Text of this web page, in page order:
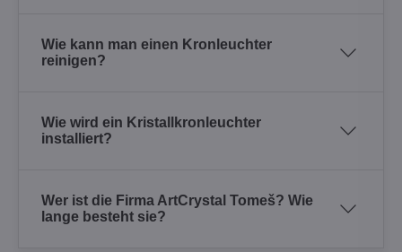
Wie kann man einen Kronleuchter
reinigen?
Wie wird ein Kristallkronleuchter
installiert?
Wer ist die Firma ArtCrystal Tomeš? Wie
lange besteht sie?